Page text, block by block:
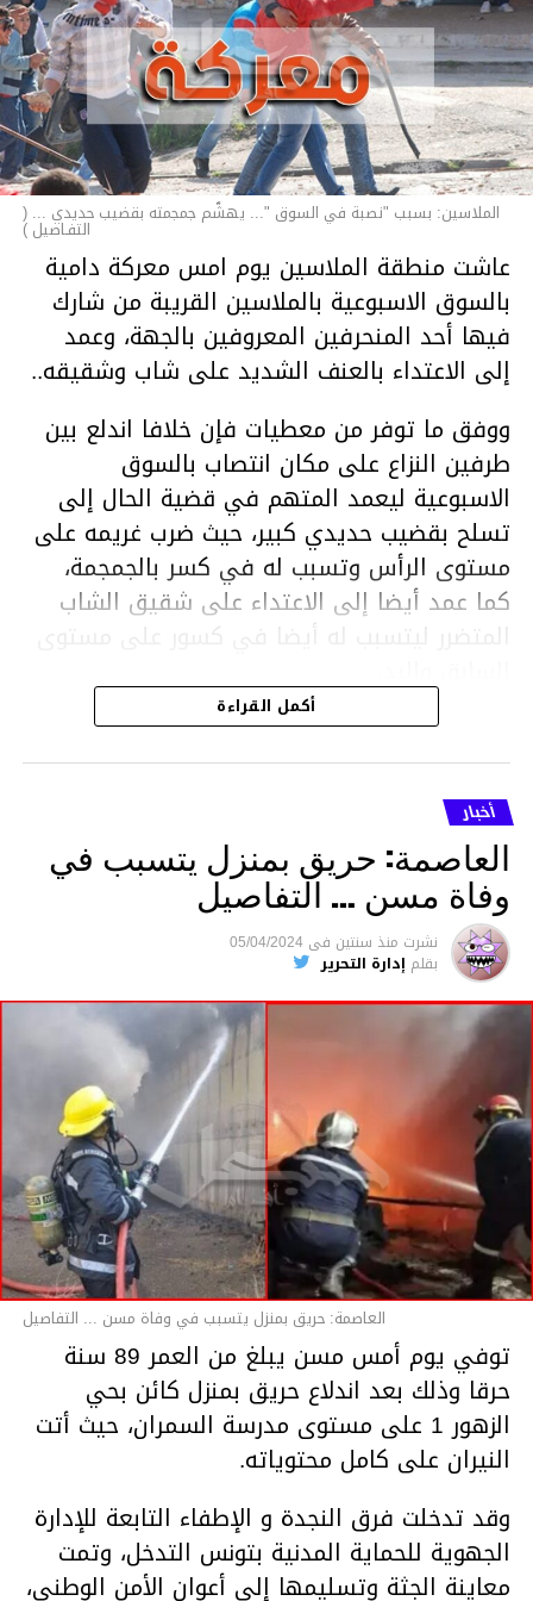
الملاسين: بسبب "نصبة في السوق "... يهشّم جمجمته بقضيب حديدي ... (
التفـاصيل )
عاشت منطقة الملاسين يوم امس معركة دامية
بالسوق الاسبوعية بالملاسين القريبة من شارك
فيها أحد المنحرفين المعروفين بالجهة، وعمد
إلى الاعتداء بالعنف الشديد على شاب وشقيقه..
ووفق ما توفر من معطيات فإن خلافا اندلع بين
طرفين النزاع على مكان انتصاب بالسوق
الاسبوعية ليعمد المتهم في قضية الحال إلى
تسلح بقضيب حديدي كبير، حيث ضرب غريمه على
مستوى الرأس وتسبب له في كسر بالجمجمة،
كما عمد أيضا إلى الاعتداء على شقيق الشاب
المتضرر ليتسبب له أيضا في كسور على مستوى
هذا وقد تمكن أعوان مركز الأمن الوطني بحي
هلال في توقيت قياسي من محاصرة المشتبه به
والقبض عليه وإحالته على التحقيق في خصوص
ما نُسبه إليه.
متابعة
قسم الاخبار
أكمل القراءة
أخبار
العاصمة: حريق بمنزل يتسبب في
وفاة مسن … التفاصيل
نشرت منذ سنتين فى 05/04/2024
بقلم إدارة التحرير
العاصمة: حريق بمنزل يتسبب في وفاة مسن ... التفاصيل
توفي يوم أمس مسن يبلغ من العمر 89 سنة
حرقا وذلك بعد اندلاع حريق بمنزل كائن بحي
الزهور 1 على مستوى مدرسة السمران، حيث أتت
النيران على كامل محتوياته.
وقد تدخلت فرق النجدة و الإطفاء التابعة للإدارة
الجهوية للحماية المدنية بتونس التدخل، وتمت
معاينة الجثة وتسليمها إلى أعوان الأمن الوطني،